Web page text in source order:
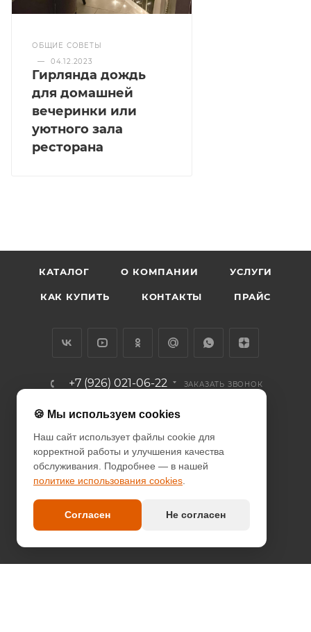
ОБЩИЕ СОВЕТЫ
—
04.12.2023
Гирлянда дождь
для домашней
вечеринки или
уютного зала
ресторана
КАТАЛОГ О КОМПАНИИ УСЛУГИ
КАК КУПИТЬ КОНТАКТЫ ПРАЙС
+7 (926) 021-06-22 ЗАКАЗАТЬ ЗВОНОК
info@diodcity.ru
г. Москва, Союзный проспект, д.
14/9, метро Новогиреево
ПОЛИТИКА КОНФИДЕНЦИАЛЬНОСТИ
ПОЛИТИКА COOKIES
ДОГОВОР-ОФЕРТА
🍪 Мы используем cookies
Наш сайт использует файлы cookie для
корректной работы и улучшения качества
обслуживания. Подробнее — в нашей
политике использования cookies
Согласен Не согласен